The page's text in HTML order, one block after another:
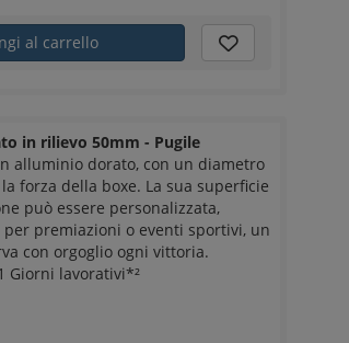
al carrello
in rilievo 50mm - Pugile
alluminio dorato, con un diametro
forza della boxe. La sua superficie
può essere personalizzata,
premiazioni o eventi sportivi, un
con orgoglio ogni vittoria.
Giorni lavorativi*²